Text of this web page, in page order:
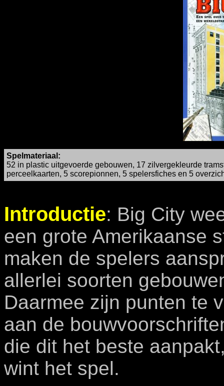
Spelmateriaal:
52 in plastic uitgevoerde gebouwen, 17 zilvergekleurde
perceelkaarten, 5 scorepionnen, 5 spelersfiches en 5
Introductie: Big City
een grote Amerikaanse
maken de spelers
allerlei soorten
Daarmee zijn punten te
aan de
die dit het beste
wint het spel.